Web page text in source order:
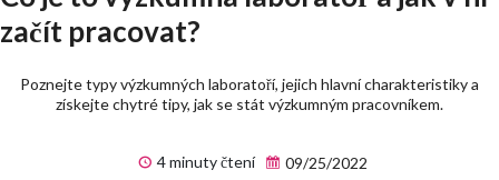
začít pracovat?
Poznejte typy výzkumných laboratoří, jejich hlavní charakteristiky a
získejte chytré tipy, jak se stát výzkumným pracovníkem.
4 minuty čtení 09/25/2022